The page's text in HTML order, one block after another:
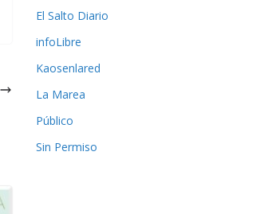
El Salto Diario
infoLibre
Kaosenlared
La Marea
Público
Sin Permiso